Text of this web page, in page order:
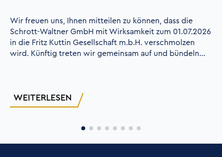
Wir freuen uns, Ihnen mitteilen zu können, dass die
Schrott-Waltner GmbH mit Wirksamkeit zum 01.07.2026
in die Fritz Kuttin Gesellschaft m.b.H. verschmolzen
wird. Künftig treten wir gemeinsam auf und bündeln…
WEITERLESEN